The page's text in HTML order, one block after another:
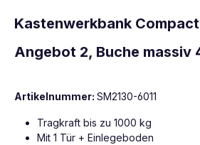
Kastenwerkbank
Angebot 2, Buche massiv
Artikelnummer: SM2130-6011
Tragkraft bis zu 1000 kg
Mit 1 Tür + Einlegeboden